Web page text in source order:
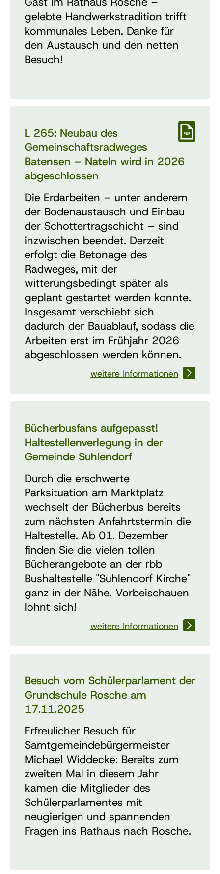
gelebte Handwerkstradition trifft
kommunales Leben. Danke für
den Austausch und den netten
Besuch!
L 265: Neubau des
Gemeinschaftsradweges
Batensen – Nateln wird in 2026
abgeschlossen
Die Erdarbeiten – unter anderem
der Bodenaustausch und Einbau
der Schottertragschicht – sind
inzwischen beendet. Derzeit
erfolgt die Betonage des
Radweges, mit der
witterungsbedingt später als
geplant gestartet werden konnte.
Insgesamt verschiebt sich
dadurch der Bauablauf, sodass die
Arbeiten erst im Frühjahr 2026
abgeschlossen werden können.
weitere Informationen
Bücherbusfans aufgepasst!
Haltestellenverlegung in der
Gemeinde Suhlendorf
Durch die erschwerte
Parksituation am Marktplatz
wechselt der Bücherbus bereits
zum nächsten Anfahrtstermin die
Haltestelle. Ab 01. Dezember
finden Sie die vielen tollen
Bücherangebote an der rbb
Bushaltestelle "Suhlendorf Kirche"
ganz in der Nähe. Vorbeischauen
lohnt sich!
weitere Informationen
Besuch vom Schülerparlament der
Grundschule Rosche am
17.11.2025
Erfreulicher Besuch für
Samtgemeindebürgermeister
Michael Widdecke: Bereits zum
zweiten Mal in diesem Jahr
kamen die Mitglieder des
Schülerparlamentes mit
neugierigen und spannenden
Fragen ins Rathaus nach Rosche.